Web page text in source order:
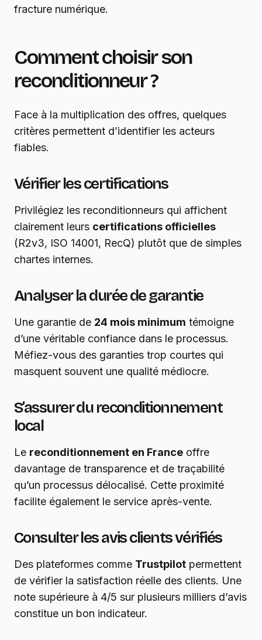
fracture numérique.
Comment choisir son
reconditionneur ?
Face à la multiplication des offres, quelques
critères permettent d’identifier les acteurs
fiables.
Vérifier les certifications
Privilégiez les reconditionneurs qui affichent
clairement leurs certifications officielles
(R2v3, ISO 14001, RecQ) plutôt que de simples
chartes internes.
Analyser la durée de garantie
Une garantie de 24 mois minimum témoigne
d’une véritable confiance dans le processus.
Méfiez-vous des garanties trop courtes qui
masquent souvent une qualité médiocre.
S’assurer du reconditionnement
local
Le reconditionnement en France offre
davantage de transparence et de traçabilité
qu’un processus délocalisé. Cette proximité
facilite également le service après-vente.
Consulter les avis clients vérifiés
Des plateformes comme Trustpilot permettent
de vérifier la satisfaction réelle des clients. Une
note supérieure à 4/5 sur plusieurs milliers d’avis
constitue un bon indicateur.